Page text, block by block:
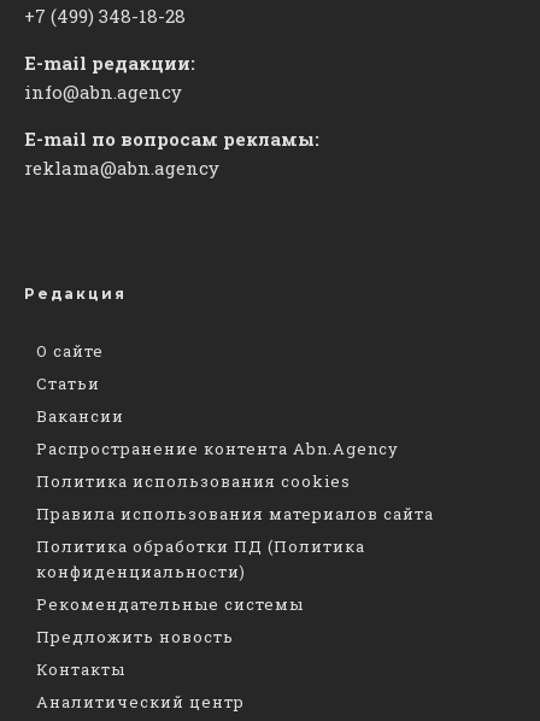
+7 (499) 348-18-28
E-mail редакции:
info@abn.agency
E-mail по вопросам рекламы:
reklama@abn.agency
Редакция
О сайте
Статьи
Вакансии
Распространение контента Abn.Agency
Политика использования cookies
Правила использования материалов сайта
Политика обработки ПД (Политика
конфиденциальности)
Рекомендательные системы
Предложить новость
Контакты
Аналитический центр